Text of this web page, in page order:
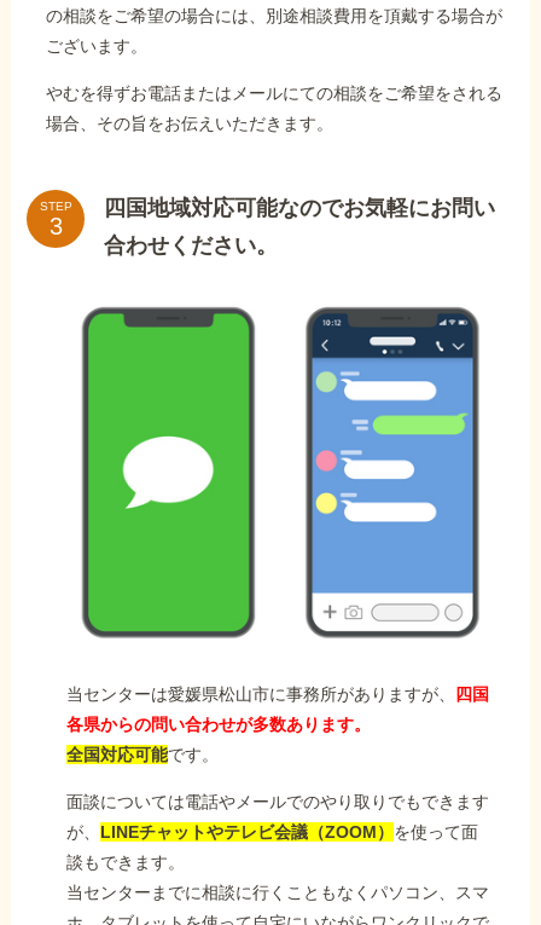
の相談をご希望の場合には、別途相談費用を頂戴する場合が
ございます。
やむを得ずお電話またはメールにての相談をご希望をされる
場合、その旨をお伝えいただきます。
STEP
四国地域対応可能なのでお気軽にお問い
合わせください。
当センターは愛媛県松山市に事務所がありますが、
四国
各県からの問い合わせが多数あります。
全国対応可能です。
面談については電話やメールでのやり取りでもできます
が、 LINEチャットやテレビ会議（ZOOM） を使って面
談もできます。
当センターまでに相談に行くこともなくパソコン、スマ